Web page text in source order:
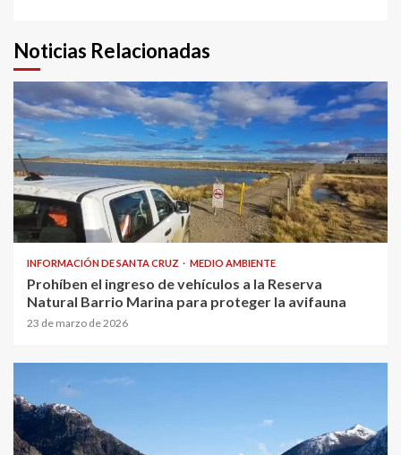
Noticias Relacionadas
INFORMACIÓN DE SANTA CRUZ MEDIO AMBIENTE
Prohíben el ingreso de vehículos a la Reserva
Natural Barrio Marina para proteger la avifauna
23 de marzo de 2026